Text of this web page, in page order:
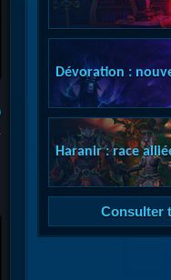
Dévoration :
Haranir : race
Consulter